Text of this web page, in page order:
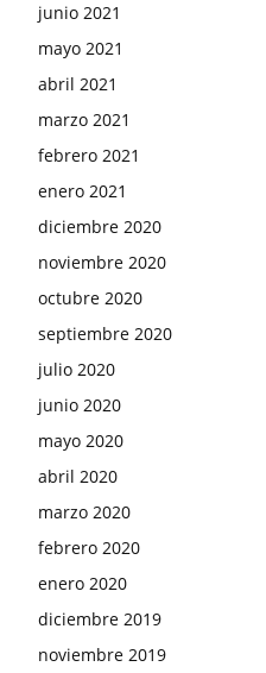
junio 2021
mayo 2021
abril 2021
marzo 2021
febrero 2021
enero 2021
diciembre 2020
noviembre 2020
octubre 2020
septiembre 2020
julio 2020
junio 2020
mayo 2020
abril 2020
marzo 2020
febrero 2020
enero 2020
diciembre 2019
noviembre 2019